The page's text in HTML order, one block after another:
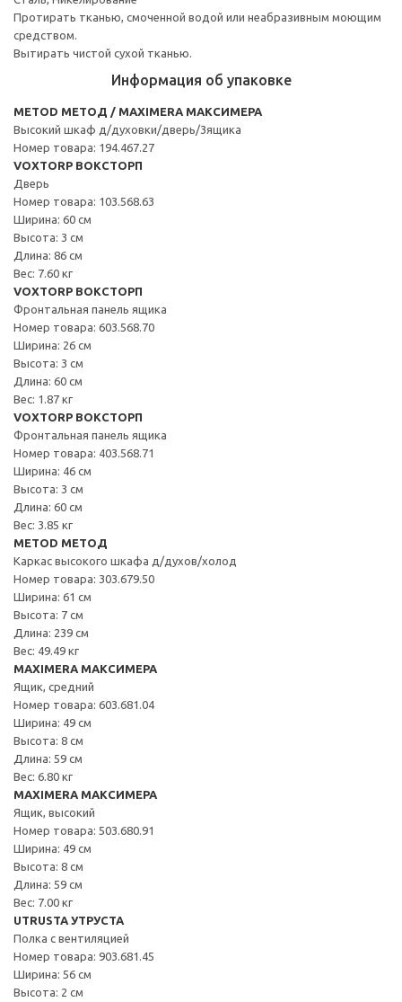
Протирать тканью, смоченной водой или неабразивным моющим
средством.
Вытирать чистой сухой тканью.
Информация об упаковке
METOD МЕТОД / MAXIMERA МАКСИМЕРА
Высокий шкаф д/духовки/дверь/3ящика
Номер товара: 194.467.27
VOXTORP ВОКСТОРП
Дверь
Номер товара: 103.568.63
Ширина: 60 см
Высота: 3 см
Длина: 86 см
Вес: 7.60 кг
VOXTORP ВОКСТОРП
Фронтальная панель ящика
Номер товара: 603.568.70
Ширина: 26 см
Высота: 3 см
Длина: 60 см
Вес: 1.87 кг
VOXTORP ВОКСТОРП
Фронтальная панель ящика
Номер товара: 403.568.71
Ширина: 46 см
Высота: 3 см
Длина: 60 см
Вес: 3.85 кг
METOD МЕТОД
Каркас высокого шкафа д/духов/холод
Номер товара: 303.679.50
Ширина: 61 см
Высота: 7 см
Длина: 239 см
Вес: 49.49 кг
MAXIMERA МАКСИМЕРА
Ящик, средний
Номер товара: 603.681.04
Ширина: 49 см
Высота: 8 см
Длина: 59 см
Вес: 6.80 кг
MAXIMERA МАКСИМЕРА
Ящик, высокий
Номер товара: 503.680.91
Ширина: 49 см
Высота: 8 см
Длина: 59 см
Вес: 7.00 кг
UTRUSTA УТРУСТА
Полка с вентиляцией
Номер товара: 903.681.45
Ширина: 56 см
Высота: 2 см